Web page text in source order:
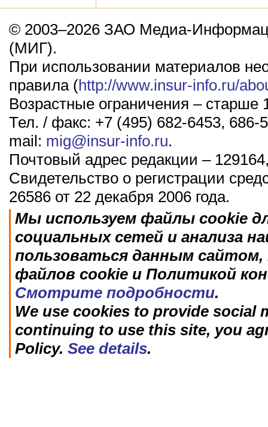
© 2003–2026 ЗАО Медиа-
(МИГ).
При использовании материалов
правила (http://www.insur-info.ru/
Возрастные ограничения – старше
Тел. / факс: +7 (495) 682-6453, 686-
mail: mig@insur-info.ru.
Почтовый адрес редакции –
Свидетельство о регистрации
26586 от 22 декабря 2006 года.
Мы используем файлы cookie
социальных сетей и анализа
пользоваться данным
файлов cookie и Политикой
Смотрите подробности.
We use cookies to provide social
continuing to use this site, you
Policy. See details.